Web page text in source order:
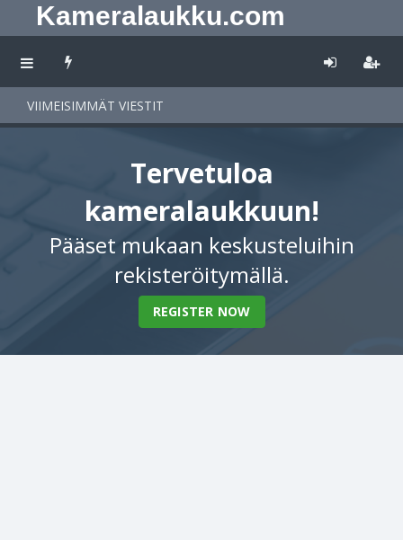
Kameralaukku.com
VIIMEISIMMÄT VIESTIT
Tervetuloa
kameralaukkuun!
Pääset mukaan keskusteluihin
rekisteröitymällä.
REGISTER NOW